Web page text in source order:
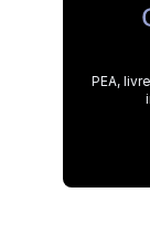
PEA,